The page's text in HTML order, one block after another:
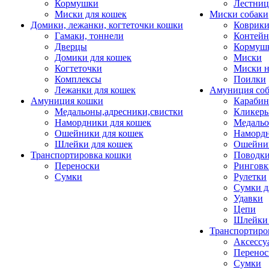
Кормушки
Миски для кошек
Домики, лежанки, когтеточки кошки
Гамаки, тоннели
Дверцы
Домики для кошек
Когтеточки
Комплексы
Лежанки для кошек
Амуниция кошки
Медальоны,адресники,свистки
Намордники для кошек
Ошейники для кошек
Шлейки для кошек
Транспортировка кошки
Переноски
Сумки
Миски собаки
Миски
Миски
Поилки
Амуниция
Рулетки
Сумки
Удавки
Цепи
Шлейки
Сумки